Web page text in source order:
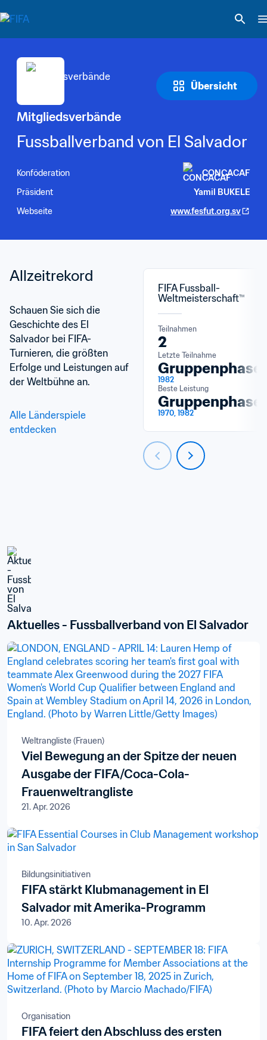
Übersicht
Mitgliedsverbände
Fussballverband von El Salvador
Konföderation
CONCACAF
Präsident
Yamil BUKELE
Webseite
www.fesfut.org.sv
Allzeitrekord
Schauen Sie sich die
Geschichte des El
Salvador bei FIFA-
Turnieren, die größten
Erfolge und Leistungen auf
der Weltbühne an.
Alle Länderspiele
entdecken
FIFA Fussball-
Weltmeisterschaft™
Teilnahmen
2
Letzte Teilnahme
Gruppenphase
1982
Beste Leistung
Gruppenphase
1970, 1982
Aktuelles - Fussballverband von El Salvador
Weltrangliste (Frauen)
Viel Bewegung an der Spitze der neuen
Ausgabe der FIFA/Coca-Cola-
Frauenweltrangliste
21. Apr. 2026
Bildungsinitiativen
FIFA stärkt Klubmanagement in El
Salvador mit Amerika-Programm
10. Apr. 2026
Organisation
FIFA feiert den Abschluss des ersten